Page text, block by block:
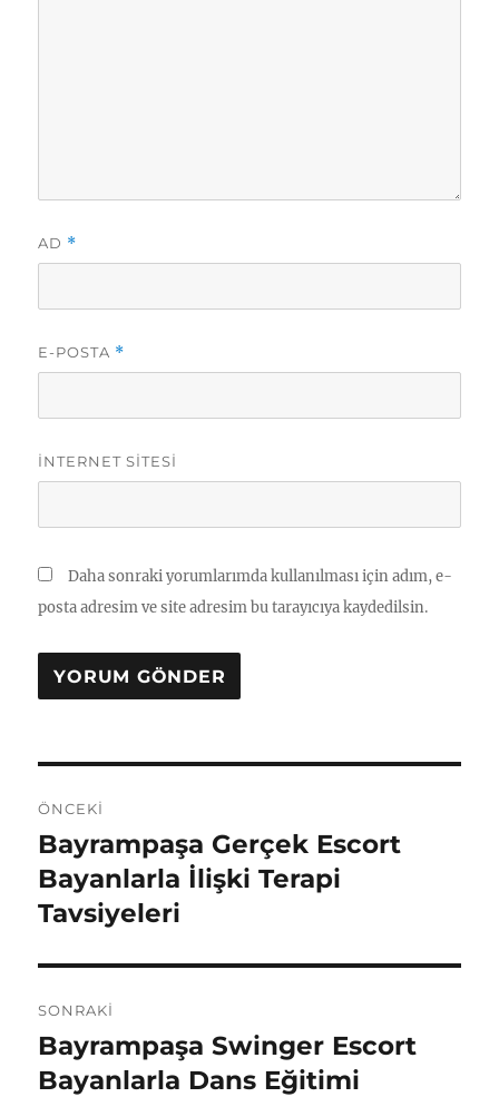
AD *
E-POSTA *
İNTERNET SITESI
Daha sonraki yorumlarımda kullanılması için adım, e-
posta adresim ve site adresim bu tarayıcıya kaydedilsin.
gezinmesi
ÖNCEKI
Önceki
yazı:
Bayrampaşa Gerçek Escort
Bayanlarla İlişki Terapi
Tavsiyeleri
SONRAKI
Sonraki
yazı:
Bayrampaşa Swinger Escort
Bayanlarla Dans Eğitimi